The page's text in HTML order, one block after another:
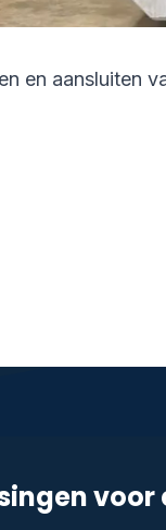
en aansluiten